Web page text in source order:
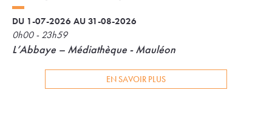
DU 1-07-2026 AU 31-08-2026
0h00 - 23h59
L’Abbaye – Médiathèque - Mauléon
EN SAVOIR PLUS